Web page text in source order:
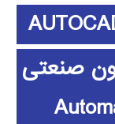
صنعتی